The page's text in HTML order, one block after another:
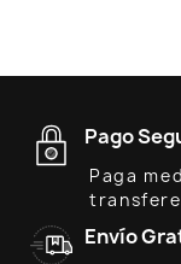
Pago
Paga
Envío